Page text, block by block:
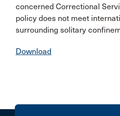
concerned Correctional
policy does not meet
surrounding solitary
Download